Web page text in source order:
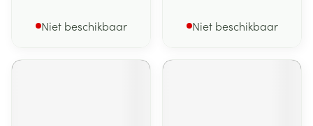
Niet beschikbaar Niet beschikbaar